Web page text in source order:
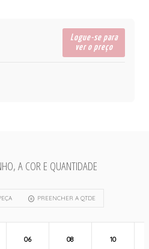
Logue-se para
ver o preço
A COR E QUANTIDADE
PREENCHER A QTDE
06 08 10